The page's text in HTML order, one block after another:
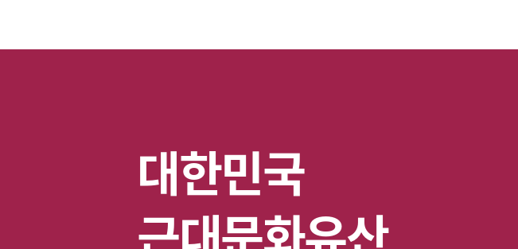
대한민국
근대문화유산